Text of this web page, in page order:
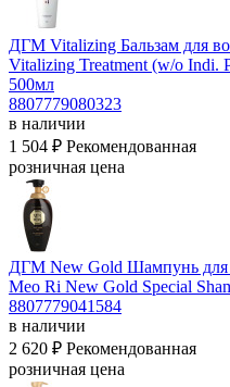
ДГМ Vitalizing Бальзам для
Vitalizing Treatment (w/o Indi.
500мл
8807779080323
в наличии
1 504 ₽ Рекомендованная
розничная цена
ДГМ New Gold Шампунь для
Meo Ri New Gold Special
8807779041584
в наличии
2 620 ₽ Рекомендованная
розничная цена